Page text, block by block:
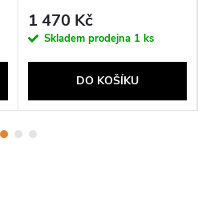
1 470 Kč
Skladem prodejna 1 ks
DO KOŠÍKU